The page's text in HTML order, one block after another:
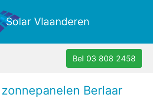
Solar Vlaanderen
Bel 03 808 2458
Berlaar